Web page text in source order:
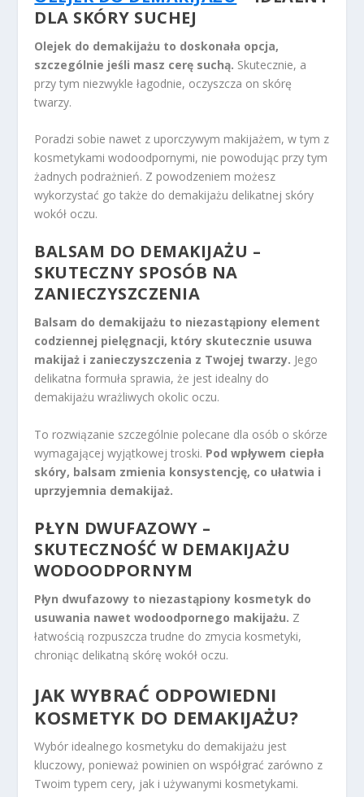
DLA SKÓRY SUCHEJ
Olejek do demakijażu to doskonała opcja,
szczególnie jeśli masz cerę suchą. Skutecznie, a
przy tym niezwykle łagodnie, oczyszcza on skórę
twarzy.
Poradzi sobie nawet z uporczywym makijażem, w tym z
kosmetykami wodoodpornymi, nie powodując przy tym
żadnych podrażnień. Z powodzeniem możesz
wykorzystać go także do demakijażu delikatnej skóry
wokół oczu.
BALSAM DO DEMAKIJAŻU –
SKUTECZNY SPOSÓB NA
ZANIECZYSZCZENIA
Balsam do demakijażu to niezastąpiony element
codziennej pielęgnacji, który skutecznie usuwa
makijaż i zanieczyszczenia z Twojej twarzy. Jego
delikatna formuła sprawia, że jest idealny do
demakijażu wrażliwych okolic oczu.
To rozwiązanie szczególnie polecane dla osób o skórze
wymagającej wyjątkowej troski. Pod wpływem ciepła
skóry, balsam zmienia konsystencję, co ułatwia i
uprzyjemnia demakijaż.
PŁYN DWUFAZOWY –
SKUTECZNOŚĆ W DEMAKIJAŻU
WODOODPORNYM
Płyn dwufazowy to niezastąpiony kosmetyk do
usuwania nawet wodoodpornego makijażu. Z
łatwością rozpuszcza trudne do zmycia kosmetyki,
chroniąc delikatną skórę wokół oczu.
JAK WYBRAĆ ODPOWIEDNI
KOSMETYK DO DEMAKIJAŻU?
Wybór idealnego kosmetyku do demakijażu jest
kluczowy, ponieważ powinien on współgrać zarówno z
Twoim typem cery, jak i używanymi kosmetykami.